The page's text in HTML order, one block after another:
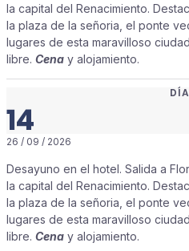
la capital del Renacimiento.
la plaza de la señoria, el ponte
lugares de esta maravilloso
libre. Cena y alojamiento.
DÍA
14
26 / 09 / 2026
Desayuno en el hotel. Salida a
la capital del Renacimiento.
la plaza de la señoria, el ponte
lugares de esta maravilloso
libre. Cena y alojamiento.